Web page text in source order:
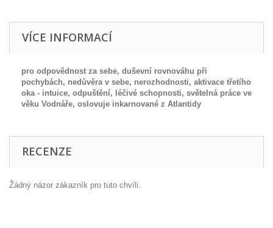
VÍCE INFORMACÍ
pro odpovědnost za sebe, duševní rovnováhu při
pochybách, nedůvěra v sebe, nerozhodnosti, aktivace třetího
oka - intuice, odpuštění, léčivé schopnosti, světelná práce ve
věku Vodnáře, oslovuje inkarnované z Atlantidy
RECENZE
Žádný názor zákazník pro tuto chvíli.